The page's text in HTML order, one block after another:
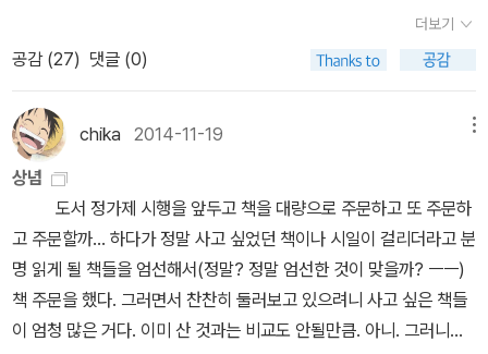
천사의 시>는 많은 사람들이 인생 영화로 꼽는 영화이다. 나는 비교
적 최근에야 이 영화를 보게 되었는데, 보고 나서는 그 마음을 잘 알
린 주립 도서관에서 인간들의 내면을 곁에서 듣는 모습이 가장 기억
에 남아 분량 면에서 도서관 등장이 많다고 할 수는 없지만 이 영화를
이 페이퍼에 꼭 넣고 싶었다. 인간이라는 존재를 가장 인간답게 만드
는 공간이 도서관이라는 생각이 든다면 너무 문헌정보학스러운 편협
함일까? 아무튼 나는 그렇다고! 빔 벤더스 감독의 에세이가 있다고
하니 같이 읽어보면 좋을 것 같다. 문헌정보학을 배우며 도서관에 대
해서 사서에 대해서 이용객에 대해서 좀더 적극적인 관심을 갖게 된
다. 이전에도 나는 도서관을 많이 이용했고 사랑했으나 지금은 도서
앉아 바라보며 찍는 나무의 모습, 특히 뷰파인더를 보지 않고 찍는 모
습에서 그가 자신의 삶에 개입하는 우연성을 인정하고 이를 받아들이
는 모습같아 보였다. 이런 장면은 항상 카메라를 갖고 다니며 사진을
찍는 빔 벤더스 감독이 아니면 보기 힘든 장면일 것 같다. 똑같아 보이
는 숲속의 나무를 바라보고 매일 사진을 찍는 주인공의 모습, 함께 일
하는 동료와의 다양한 사건들을 다시 떠올려보자. 양아치 같아 보이
는 이 젊은 동료는 우리 사회의 경우로 보면 갓생을 사는 N포 세대를
대표하는 인물이다. 경제적으로 넉넉하지 않으니 ‘돈이 없어서 데이
트도 못한다’는 불평을 입에 달고 다닌다. 주인공은 꿋꿋하게 자신의
책 제목 정말 싫어한다. 뭐 한 여자, 뭐 한 남자... 그런 게 편견을 만드
는 거 모르나? 장삿속 때문에 많은 걸 엉키게 만드는 자본주의...붉은
액세서리도 빠질 수 없지! 알라딘 굿즈~ 장 자크 루소 빨강 북 클러치
^^ 사키《사키》(현대문학 세계문학 단편선 23)찰스 부코스키
《여자들》(열린책들)줄리언 반스《10과 2분의 1장으로 쓴 세계 역사》
(열린책들)장 콕토 《앙팡테리블》(뿔)박상순《6은 나무 7은 돌고래》
(민음사)황병승《여장남자 시코쿠》(문예중앙 시선)김언《소설을 쓰
자》(민음시선) 프로이트《예술·문학·정신분석》,《정신분석 강의》
(열린책들)《히스테리 연구》는 오렌지빛이 더 강해서 뺌ㅎㅎ;;루이스
캐럴《이상한 나라의 앨리스·거울나라의 앨리스》(북폴리오)김동성 글
그림 《미주의 인상》(조선 청년, 100년 전 뉴욕을 거닐다)(현실문화)
삼성을 생각한다 (김용철 / 사회평론) (26) 카모메식당(무레 요코 /
푸른숲) (27) 이상호기자 X파일 (진실은 스스로 말하지 않는다) (이
어느 무명 철학자의 유쾌한 행복론 (전시륜 / 행복한 마음) (30) 허수
아비춤 (조정래 / 문학의 문학) (31) 비숍 살인사건 (반 다인 / 동서문
화사) (32) Y의 비극 (앨러리 퀸 / 해문출판사) (33) 고백 (告白)
(미나토 가나에 / 비채) (34) 햄릿 (세익스피어 / 김재남 / 하서) (3
5) 동물농장 (조지 오웰 / 도정일 / 민음사) (36) 달과 6펜스 (서미싯
몸 / 송무 / 민음사) (37) 사랑하지 말자 (김용옥 / 통나무) (38) 모털
엔진(MORTAL ENGINES) (견인 도시 연대기 1) (필립 리브 / 부
키) (39) 사냥꾼의 현상금 (견인 도시 연대기 2) (필립리브 / 부키)
는 내가 이상한거라고 나중에야 깨달았지만;;) 네, 저 고양이 좋아합
니다. 사랑합니다. 제 삶의 목표와 이유는 말로와 리처입니다. 정도면
대답이 되었을까? (당황해서 답글도 못 달았던 것 같아서, 뒤늦게나
마;;) 새로운 방문자분들 이야기 나온김에 .. 북플 친구 천명 넘어가는
날 한 번 이야기하려고 했는데, 까먹고 이제야. 그러니깐, 알라딘 북플
앱 천명은 넘게 깔았구나 (허세) 몇 명이나 깔았나요? 이 글 보시는
ㅇㅇㅇ님 알려주세요. 궁금합니다. 흡; 북플 친구분들과 기존 즐찾 서
재분들과 겹치는 분이 이백분 정도 되었으려나? 즐찾은 거의 800분
넘게 늘어서 2435분이다. 네이버 파워블로거분들에 비하면 되게 소
소하지만, 오래블로거 정도는 되지 않나 싶다. 책과 꽃과 고양이로 성
업중이다. 라고 자찬.딱 당장 사야지. 싶은 신간은 없는데, 앙리카르티
더보기
공감 (27) 댓글 (0)
chika 2014-11-19
상념
고 주문할까... 하다가 정말 사고 싶었던 책이나 시일이 걸리더라고 분
명 읽게 될 책들을 엄선해서(정말? 정말 엄선한 것이 맞을까? ㅡㅡ)
책 주문을 했다. 그러면서 찬찬히 둘러보고 있으려니 사고 싶은 책들
이 엄청 많은 거다. 이미 산 것과는 비교도 안될만큼. 아니. 그러니까